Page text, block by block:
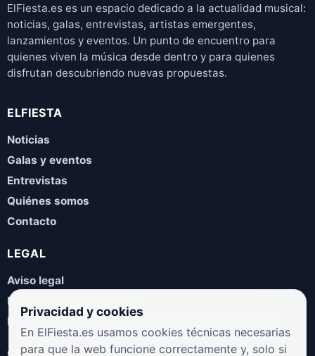
ElFiesta.es es un espacio dedicado a la actualidad musical:
noticias, galas, entrevistas, artistas emergentes,
lanzamientos y eventos. Un punto de encuentro para
quienes viven la música desde dentro y para quienes
disfrutan descubriendo nuevas propuestas.
ELFIESTA
Noticias
Galas y eventos
Entrevistas
Quiénes somos
Contacto
LEGAL
Aviso legal
Política de privacidad
Política de cookies
COLABORA
Privacidad y cookies
En ElFiesta.es usamos cookies técnicas necesarias
para que la web funcione correctamente y, solo si